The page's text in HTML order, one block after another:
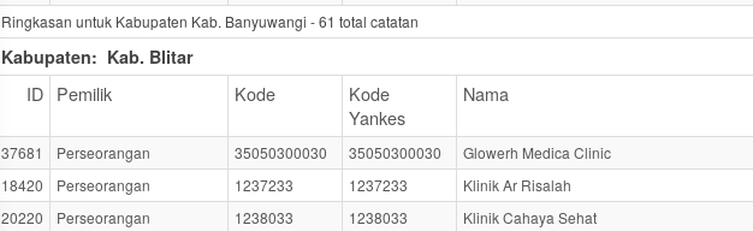
Ringkasan untuk Kabupaten Kab. Banyuwangi -61 total catatan
Kabupaten: Kab. Blitar
ID Pemilik Kode
Kode
Yankes
Nama
37681 Perseorangan 35050300030 35050300030
Glowerh Medica Clinic
18420
Perseorangan 1237233 1237233
Klinik Ar Risalah
20220
Perseorangan 1238033 1238033
Klinik Cahaya Sehat